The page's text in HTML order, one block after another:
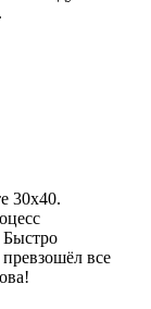
30х40.
Быстро
все